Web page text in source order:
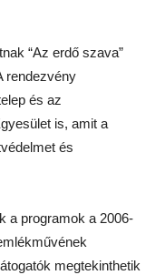
“Az erdő szava”
rendezvény
és az
is, amit a
és
a programok a 2006-
megtekinthetik